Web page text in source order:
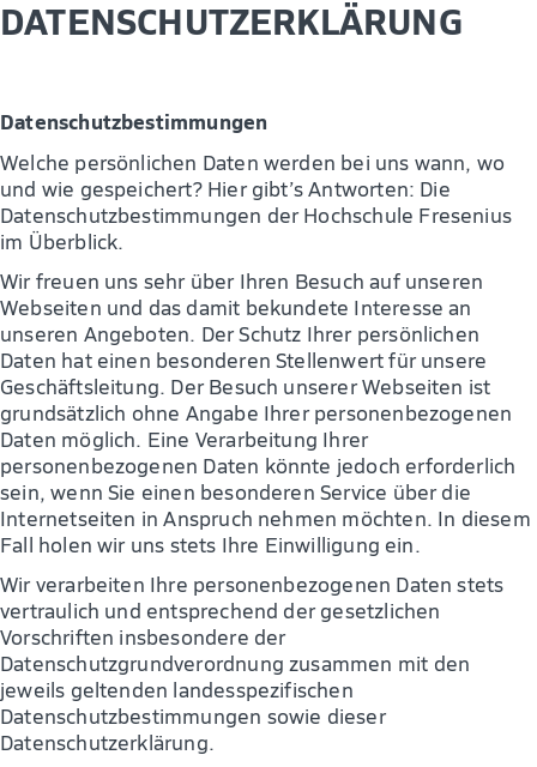
DATENSCHUTZERKLÄRUNG
Datenschutzbestimmungen
Welche persönlichen Daten werden bei uns wann, wo
und wie gespeichert? Hier gibt’s Antworten: Die
Datenschutzbestimmungen der Hochschule Fresenius
im Überblick.
Wir freuen uns sehr über Ihren Besuch auf unseren
Webseiten und das damit bekundete Interesse an
unseren Angeboten. Der Schutz Ihrer persönlichen
Daten hat einen besonderen Stellenwert für unsere
Geschäftsleitung. Der Besuch unserer Webseiten ist
grundsätzlich ohne Angabe Ihrer personenbezogenen
Daten möglich. Eine Verarbeitung Ihrer
personenbezogenen Daten könnte jedoch erforderlich
sein, wenn Sie einen besonderen Service über die
Internetseiten in Anspruch nehmen möchten. In diesem
Fall holen wir uns stets Ihre Einwilligung ein.
Wir verarbeiten Ihre personenbezogenen Daten stets
vertraulich und entsprechend der gesetzlichen
Vorschriften insbesondere der
Datenschutzgrundverordnung zusammen mit den
jeweils geltenden landesspezifischen
Datenschutzbestimmungen sowie dieser
Datenschutzerklärung.